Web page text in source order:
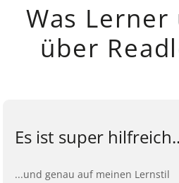
Was Lerner
über
Es ist super
...und genau auf meinen Lernstil